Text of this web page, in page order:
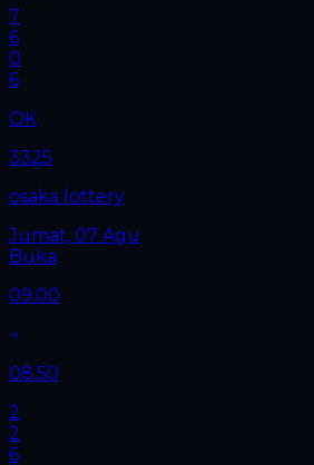
7
6
0
6
OK
3325
osaka lottery
Jumat, 07 Agu
Buka
09.00
08.50
2
2
6